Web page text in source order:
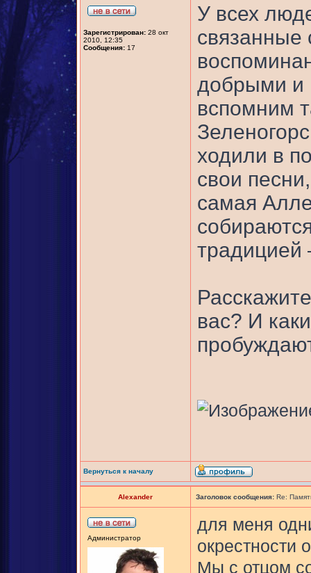
Зарегистрирован: 28 окт
2010, 12:35
Сообщения: 17
У всех
связанные
добрыми и
вспомним
ходили в
свои
самая
традицией
вас? И
Вернуться к началу
Alexander Заголовок сообщения: Re:
Администратор
для меня
окрестности
Мы с отцом